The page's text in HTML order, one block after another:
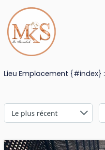
contenu
Lieu Emplacement {#index} :